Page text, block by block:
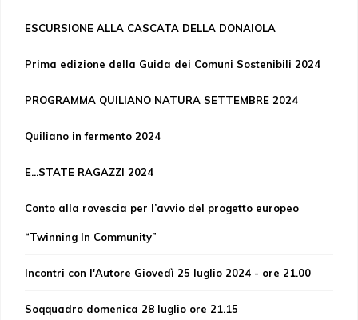
ESCURSIONE ALLA CASCATA DELLA DONAIOLA
Prima edizione della Guida dei Comuni Sostenibili 2024
PROGRAMMA QUILIANO NATURA SETTEMBRE 2024
Quiliano in fermento 2024
E...STATE RAGAZZI 2024
Conto alla rovescia per l’avvio del progetto europeo
“Twinning In Community”
Incontri con l'Autore Giovedì 25 luglio 2024 - ore 21.00
Soqquadro domenica 28 luglio ore 21.15